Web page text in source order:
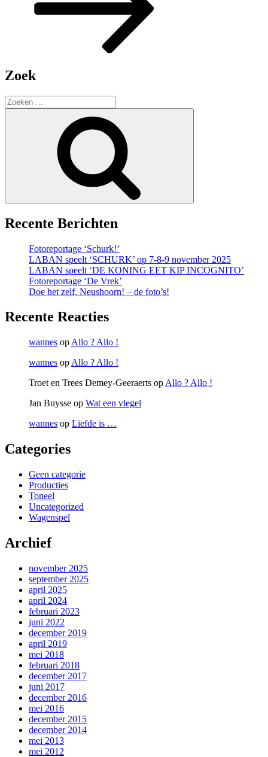
Zoek
Zoeken
naar:
Recente Berichten
Fotoreportage ‘Schurk!’
LABAN speelt ‘SCHURK’ op 7-8-9 november 2025
LABAN speelt ‘DE KONING EET KIP INCOGNITO’
Fotoreportage ‘De Vrek’
Doe het zelf, Neushoorn! – de foto’s!
Recente Reacties
wannes op Allo ? Allo !
wannes op Allo ? Allo !
Troet en Trees Demey-Geeraerts op Allo ? Allo !
Jan Buysse op Wat een vlegel
wannes op Liefde is …
Categories
Geen categorie
Producties
Toneel
Uncategorized
Wagenspel
Archief
november 2025
september 2025
april 2025
april 2024
februari 2023
juni 2022
december 2019
april 2019
mei 2018
februari 2018
december 2017
juni 2017
december 2016
mei 2016
december 2015
december 2014
mei 2013
mei 2012